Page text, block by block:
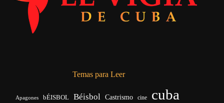
Temas para Leer
Apagones bÉISBOL Béisbol Castrismo cine cuba